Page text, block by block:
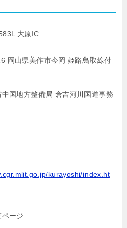
大原IC
岡山県美作市今岡 姫路鳥取線付
中国地方整備局 倉吉河川国道事務
kurayoshi/index.ht
ージ